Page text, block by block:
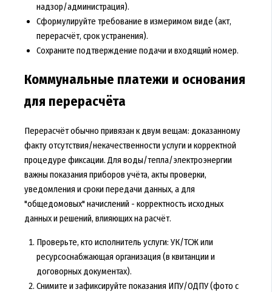
надзор/администрация).
Сформулируйте требование в измеримом виде (акт,
перерасчёт, срок устранения).
Сохраните подтверждение подачи и входящий номер.
Коммунальные платежи и основания
для перерасчёта
Перерасчёт обычно привязан к двум вещам: доказанному
факту отсутствия/некачественности услуги и корректной
процедуре фиксации. Для воды/тепла/электроэнергии
важны показания приборов учёта, акты проверки,
уведомления и сроки передачи данных, а для
"общедомовых" начислений - корректность исходных
данных и решений, влияющих на расчёт.
Проверьте, кто исполнитель услуги: УК/ТСЖ или
ресурсоснабжающая организация (в квитанции и
договорных документах).
Снимите и зафиксируйте показания ИПУ/ОДПУ (фото с